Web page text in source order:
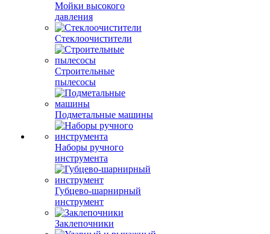
Мойки высокого
давления
Стеклоочистители
Строительные
пылесосы
Подметальные машины
Наборы ручного
инструмента
Губцево-шарнирный
инструмент
Заклепочники